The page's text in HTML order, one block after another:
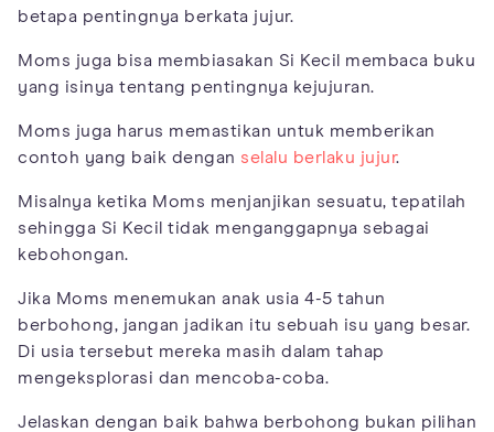
betapa pentingnya berkata jujur.
Moms juga bisa membiasakan Si Kecil membaca buku
yang isinya tentang pentingnya kejujuran.
Moms juga harus memastikan untuk memberikan
contoh yang baik dengan selalu berlaku jujur.
Misalnya ketika Moms menjanjikan sesuatu, tepatilah
sehingga Si Kecil tidak menganggapnya sebagai
kebohongan.
Jika Moms menemukan anak usia 4-5 tahun
berbohong, jangan jadikan itu sebuah isu yang besar.
Di usia tersebut mereka masih dalam tahap
mengeksplorasi dan mencoba-coba.
Jelaskan dengan baik bahwa berbohong bukan pilihan